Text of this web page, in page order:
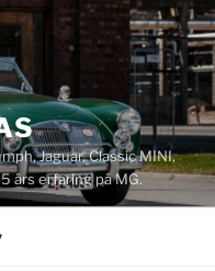
Jaguar, Classic MINI,
års erfaring på MG.